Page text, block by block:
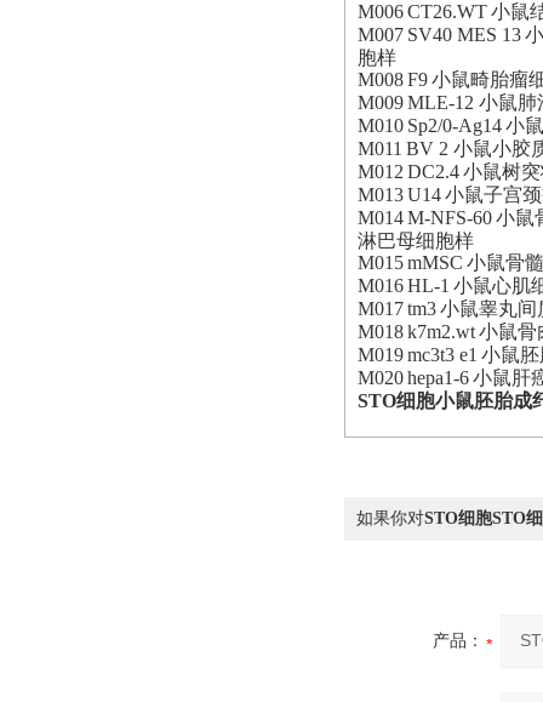
M006CT26.WT小鼠
M007 SV40 MES 13
胞样
M008F9小鼠畸胎瘤
M009MLE-12 小鼠肺
M010 Sp2/0-Ag14小
M011 BV 2 小鼠小胶
M012 DC2.4小鼠树
M013U14小鼠子宫
M014M-NFS-60小鼠
淋巴母细胞样
M015mMSC 小鼠骨
M016HL-1 小鼠心肌
M017tm3小鼠睾丸间
M018k7m2.wt小鼠骨
M019mc3t3 e1 小鼠
M020hepa1-6小鼠肝
STO细胞小鼠胚胎成
如果你对STO细胞STO
产品：